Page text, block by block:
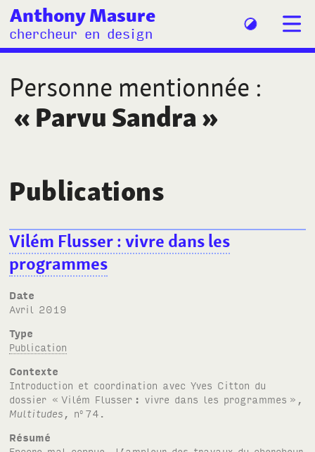
Anthony Masure
chercheur en design
Personne mentionnée :
« Parvu Sandra»
Publications
Vilém Flusser: vivre dans les
programmes
Date
avril 2019
Type
Publication
Contexte
Introduction et coordination avec Yves Citton du
dossier « Vilém Flusser : vivre dans les programmes »,
Multitudes , no 74.
Résumé